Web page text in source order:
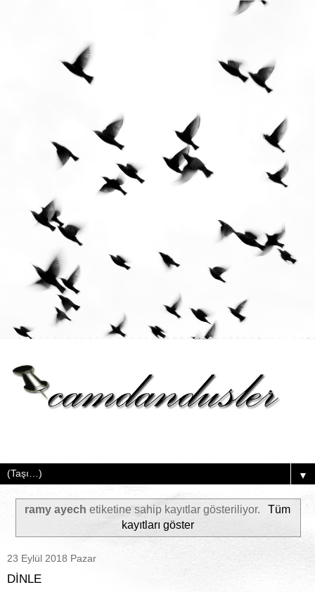
▼
ramy ayech etiketine sahip kayıtlar gösteriliyor.
Tüm
kayıtları göster
23 Eylül 2018 Pazar
DİNLE